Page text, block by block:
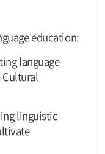
education:
language
Cultural
linguistic